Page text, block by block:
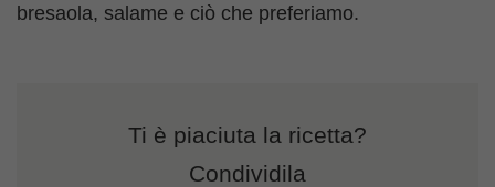
bresaola, salame e ciò che preferiamo.
Ti è piaciuta la ricetta?
Condividila